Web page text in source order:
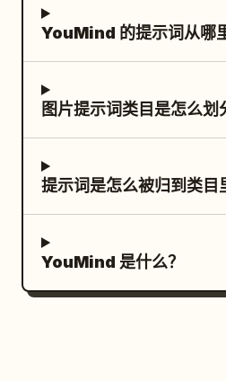
话海报，混合媒介油画与
流写实感，戏剧性的明暗
装，无水印。长宽比 16:9
YouMind 的提示词从哪
图片提示词类目是怎么划
提示词是怎么被归到类目
YouMind 是什么？